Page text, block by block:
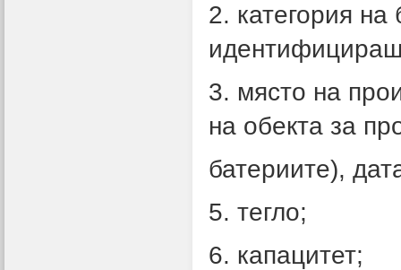
2. категория
3. място на
на обекта за
батериите),
5. тегло;
6. капацитет;